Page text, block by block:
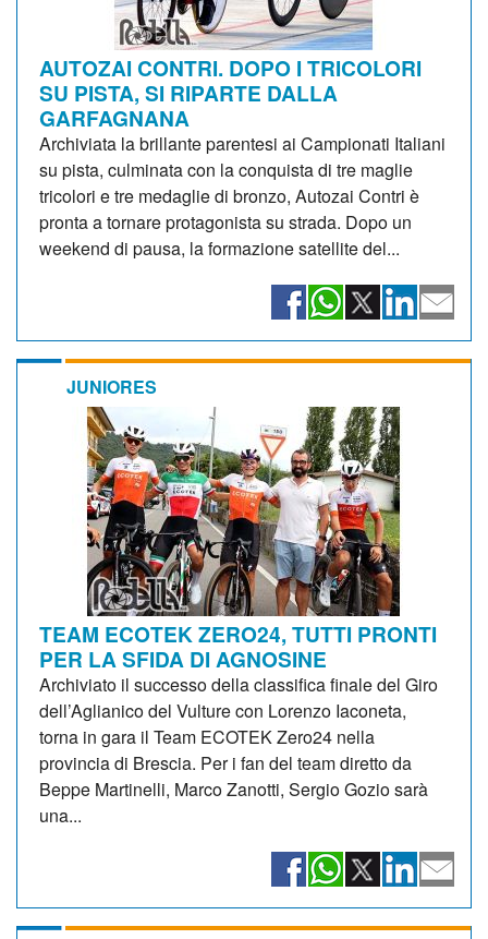
AUTOZAI CONTRI. DOPO I TRICOLORI
SU PISTA, SI RIPARTE DALLA
GARFAGNANA
Archiviata la brillante parentesi ai Campionati Italiani
su pista, culminata con la conquista di tre maglie
tricolori e tre medaglie di bronzo, Autozai Contri è
pronta a tornare protagonista su strada. Dopo un
weekend di pausa, la formazione satellite del...
JUNIORES
TEAM ECOTEK ZERO24, TUTTI PRONTI
PER LA SFIDA DI AGNOSINE
Archiviato il successo della classifica finale del Giro
dell’Aglianico del Vulture con Lorenzo Iaconeta,
torna in gara il Team ECOTEK Zero24 nella
provincia di Brescia. Per i fan del team diretto da
Beppe Martinelli, Marco Zanotti, Sergio Gozio sarà
una...